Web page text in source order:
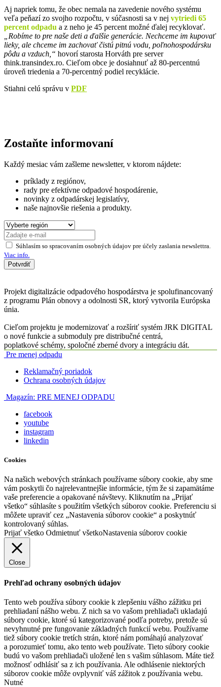
Aj napriek tomu, že obec nemala na zavedenie nového systému
veľa peňazí zo svojho rozpočtu, v súčasnosti sa v nej vytriedi 65
percent odpadu a z neho je 45 percent možné ďalej recyklovať.
„Robíme to pre naše deti a ďalšie generácie. Nechceme im kupovať
lieky, ale chceme im zachovať čistú pitnú vodu, poľnohospodársku
pôdu a vzduch,“ hovorí starosta Horváth pre server
think.transindex.ro. Cieľom obce je dosiahnuť až 80-percentnú
úroveň triedenia a 70-percentný podiel recyklácie.
Stiahni celú správu v PDF
Zostaňte informovaní
Každý mesiac vám zašleme newsletter, v ktorom nájdete:
príklady z regiónov,
rady pre efektívne odpadové hospodárenie,
novinky z odpadárskej legislatívy,
naše najnovšie riešenia a produkty.
Súhlasím so spracovaním osobných údajov pre účely zaslania newslettra.
Viac info.
Potvrdiť
Projekt digitalizácie odpadového hospodárstva je spolufinancovaný
z programu Plán obnovy a odolnosti SR, ktorý vytvorila Európska
únia.
Cieľom projektu je modernizovať a rozšíriť systém JRK DIGITAL
o nové funkcie a submoduly pre distribučné centrá,
poplatkové schémy, spoločné zberné dvory a integráciu dát.
Pre menej odpadu
Reklamačný poriadok
Ochrana osobných údajov
Magazín: PRE MENEJ ODPADU
facebook
youtube
instagram
linkedin
Cookies
Na našich webových stránkach používame súbory cookie, aby sme
vám poskytli čo najrelevantnejšie informácie, tým že si zapamätáme
vaše preferencie a opakované návštevy. Kliknutím na „Prijať
všetko“ súhlasíte s použitím všetkých súborov cookie. Preferenciu si
môžete upraviť cez „Nastavenia súborov cookie“ a poskytnúť
kontrolovaný súhlas.
Prijať všetko Odmietnuť všetkoNastavenia súborov cookie
Close
Prehľad ochrany osobných údajov
Tento web používa súbory cookie k zlepšeniu vášho zážitku pri
prehliadaní nášho webu. Z nich sa vo vašom prehliadači ukladajú
súbory cookie, ktoré sú kategorizované podľa potreby, pretože sú
nevyhnutné pre fungovanie základných funkcií webu. Používame
tiež súbory cookie tretích strán, ktoré nám pomáhajú analyzovať
a porozumieť tomu, ako tento web používate. Tieto súbory cookie
budú vo vašom prehliadači uložené len s vašim súhlasom. Máte tiež
možnosť odhlásiť sa z ich používania. Ale odhlásenie niektorých
súborov cookie môže ovplyvniť váš zážitok z používania webu.
Nutné